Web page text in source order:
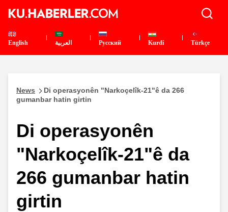
English العربية Pусский Kurdî Türkçe
News
Di operasyonên "Narkoçelîk-21"ê da 266
gumanbar hatin girtin
Di operasyonên
"Narkoçelîk-21"ê da
266 gumanbar hatin
girtin